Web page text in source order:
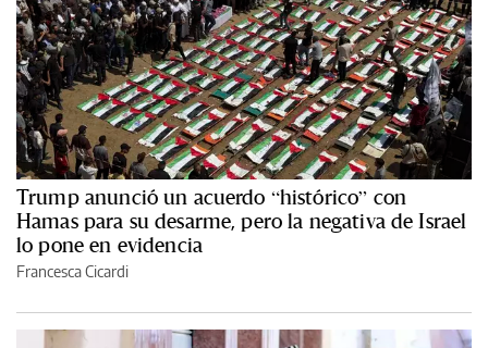
Trump anunció un acuerdo “histórico” con
Hamas para su desarme, pero la negativa de Israel
lo pone en evidencia
Francesca Cicardi